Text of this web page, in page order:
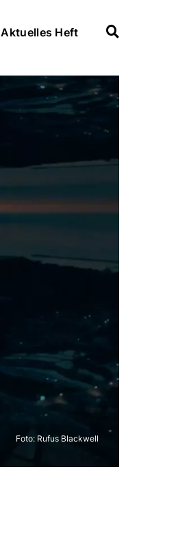
Aktuelles Heft
Foto: Rufus Blackwell